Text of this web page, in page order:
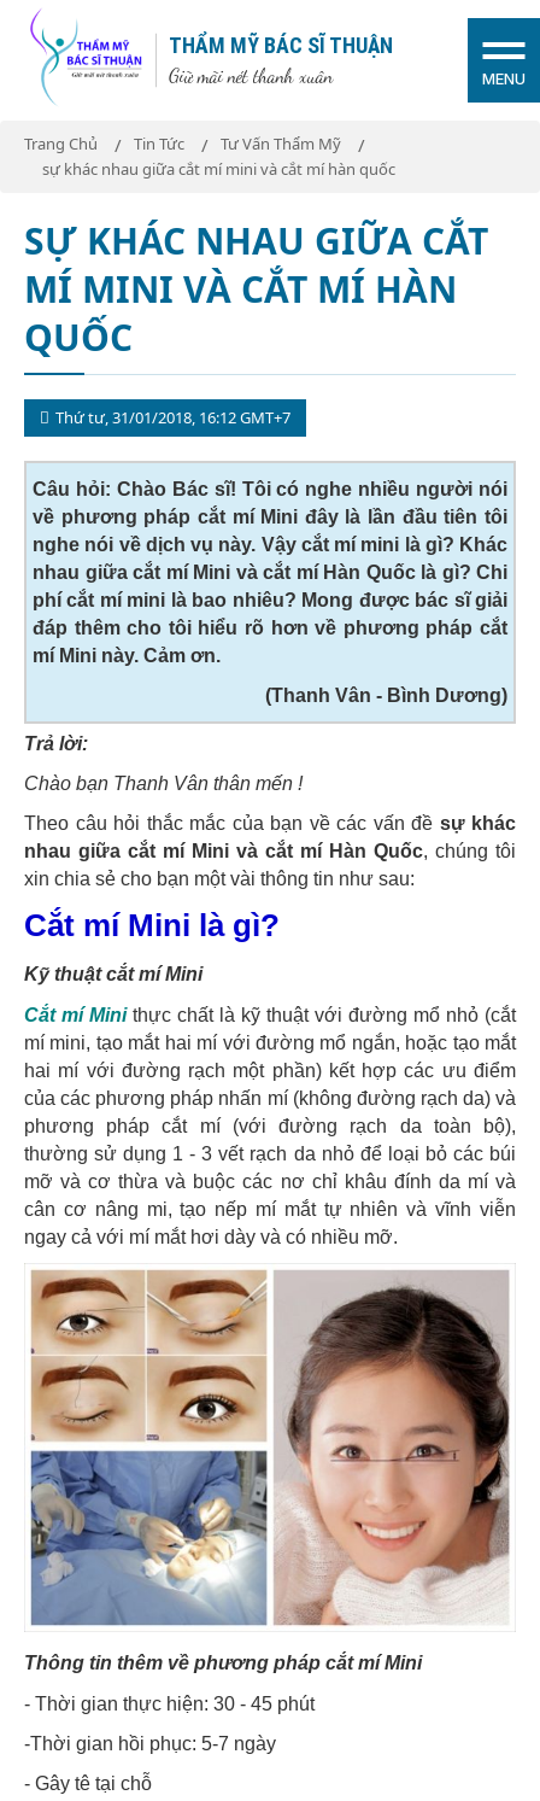
THẨM MỸ BÁC SĨ THUẬN
Giữ mãi nét thanh xuân MENU
Trang Chủ Tin Tức
Tư Vấn Thẩm Mỹ
sự khác nhau giữa cắt mí mini và cắt mí hàn quốc
SỰ KHÁC NHAU GIỮA CẮT
MÍ MINI VÀ CẮT MÍ HÀN
QUỐC
Thứ tư, 31/01/2018, 16:12 GMT+7
Câu hỏi: Chào Bác sĩ! Tôi có nghe nhiều người nói
về phương pháp cắt mí Mini đây là lần đầu tiên tôi
nghe nói về dịch vụ này. Vậy cắt mí mini là gì? Khác
nhau giữa cắt mí Mini và cắt mí Hàn Quốc là gì? Chi
phí cắt mí mini là bao nhiêu? Mong được bác sĩ giải
đáp thêm cho tôi hiểu rõ hơn về phương pháp cắt
mí Mini này. Cảm ơn.
(Thanh Vân - Bình Dương)
Trả lời:
Chào bạn Thanh Vân thân mến !
Theo câu hỏi thắc mắc của bạn về các vấn đề sự khác
nhau giữa cắt mí Mini và cắt mí Hàn Quốc, chúng tôi
xin chia sẻ cho bạn một vài thông tin như sau:
Cắt mí Mini là gì?
Kỹ thuật cắt mí Mini
Cắt mí Minithực chất là kỹ thuật với đường mổ nhỏ (cắt
mí mini, tạo mắt hai mí với đường mổ ngắn, hoặc tạo mắt
hai mí với đường rạch một phần) kết hợp các ưu điểm
của các phương pháp nhấn mí (không đường rạch da) và
phương pháp cắt mí (với đường rạch da toàn bộ),
thường sử dụng 1 - 3 vết rạch da nhỏ để loại bỏ các búi
mỡ và cơ thừa và buộc các nơ chỉ khâu đính da mí và
cân cơ nâng mi, tạo nếp mí mắt tự nhiên và vĩnh viễn
ngay cả với mí mắt hơi dày và có nhiều mỡ.
Thông tin thêm về phương pháp cắt mí Mini
- Thời gian thực hiện: 30 - 45 phút
-Thời gian hồi phục: 5-7 ngày
- Gây tê tại chỗ